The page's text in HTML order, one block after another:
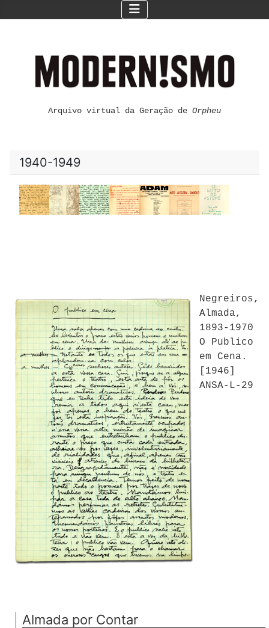
Arquivo virtual da Geração de Orpheu
1940-1949
Negreiros,
Almada,
1893-1970
O Publico
em Cena.
[1946]
ANSA-L-29
Almada por Contar